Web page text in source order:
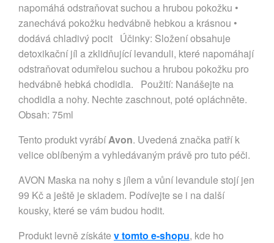
napomáhá odstraňovat suchou a hrubou pokožku •
zanechává pokožku hedvábně hebkou a krásnou •
dodává chladivý pocit Účinky: Složení obsahuje
detoxikační jíl a zklidňující levanduli, které napomáhají
odstraňovat odumřelou suchou a hrubou pokožku pro
hedvábně hebká chodidla. Použití: Nanášejte na
chodidla a nohy. Nechte zaschnout, poté opláchněte.
Obsah: 75ml
Tento produkt vyrábíAvon. Uvedená značka patří k
velice oblíbeným a vyhledávaným právě pro tuto péči.
AVON Maska na nohy s jílem a vůní levandule stojí jen
99 Kč a ještě je skladem. Podívejte se i na další
kousky, které se vám budou hodit.
Produkt levně získáte v tomto e-shopu, kde ho